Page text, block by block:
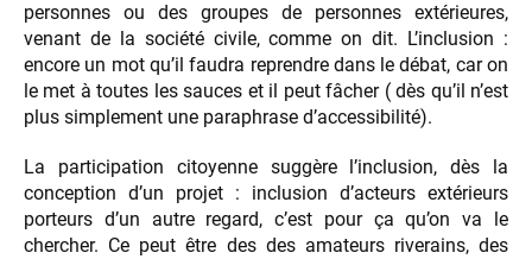
personnes ou des groupes de personnes extérieures,
venant de la société civile, comme on dit. L’inclusion :
encore un mot qu’il faudra reprendre dans le débat, car on
le met à toutes les sauces et il peut fâcher ( dès qu’il n’est
plus simplement une paraphrase d’accessibilité).
La participation citoyenne suggère l’inclusion, dès la
conception d’un projet : inclusion d’acteurs extérieurs
porteurs d’un autre regard, c’est pour ça qu’on va le
chercher. Ce peut être des des amateurs riverains, des